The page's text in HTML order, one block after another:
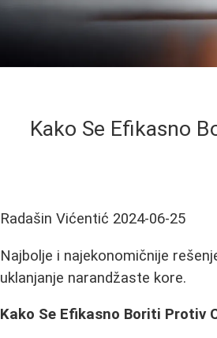
Kako Se Efikasno
Radašin Vićentić 2024-06-25
Najbolje i najekonomičnije
uklanjanje narandžaste kore.
Kako Se Efikasno Boriti Protiv